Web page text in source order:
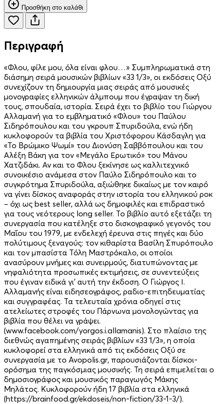
Προσθήκη στο καλάθι
Περιγραφή
«Φλου, φίλε μου, όλα είναι φλου…» Συμπληρωματικά στη
διάσημη σειρά μουσικών βιβλίων «33 1/3», οι εκδόσεις Οξύ
συνεχίζουν τη δημιουργία μιας σειράς από μουσικές
μονογραφίες ελληνικών άλμπουμ που έγραψαν τη δική
τους, σπουδαία, ιστορία. Σειρά έχει το βιβλίο του Γιώργου
Αλλαμανή για το εμβληματικό «Φλου» του Παύλου
Σιδηρόπουλου και του γκρουπ Σπυριδούλα, ενώ ήδη
κυκλοφορούν τα βιβλία του Χριστόφορου Κάσδαγλη για
«Το Βρώμικο Ψωμί» του Διονύση Σαββόπουλου και του
Αλέξη Βάκη για τον «Μεγάλο Ερωτικό» του Μάνου
Χατζιδάκι. Αν και το Φλου ξεκίνησε ως καλλιτεχνικό
συνοικέσιο ανάμεσα στον Παύλο Σιδηρόπουλο και το
συγκρότημα Σπυριδούλα, αξιώθηκε δικαίως με τον καιρό
να γίνει δίσκος αναφοράς στην ιστορία του ελληνικού ροκ
– όχι ως best seller, αλλά ως δημοφιλές και επιδραστικό
για τους νεότερους long seller. Το βιβλίο αυτό εξετάζει τη
συνεργασία που κατέληξε στο δισκογραφικό γεγονός του
Μαΐου του 1979, με ενδελεχή έρευνα στις πηγές και δύο
πολύτιμους ξεναγούς: τον κιθαρίστα Βασίλη Σπυρόπουλο
και τον μπασίστα Τόλη Μαστρόκαλο, οι οποίοι
ανασύρουν μνήμες και συνειρμούς, διατυπώνοντας με
νηφαλιότητα προσωπικές εκτιμήσεις, σε συνεντεύξεις
που έγιναν ειδικά γι’ αυτή την έκδοση. Ο Γιώργος Ι.
Αλλαμανής είναι ειδησεογράφος, ραδιο-επιτηδευματίας
και συγγραφέας. Τα τελευταία χρόνια οδηγεί στις
ατελείωτες στροφές του Πάρνωνα μονολογώντας για
βιβλία που θέλει να γράψει.
(www.facebook.com/yorgos.i.allamanis). Στο πλαίσιο της
διεθνώς αγαπημένης σειράς βιβλίων «33 1/3», η οποία
κυκλοφορεί στα ελληνικά από τις εκδόσεις Οξύ σε
συνεργασία με το Avopolis.gr, παρουσιάζονται δίσκοι-
ορόσημα της παγκόσμιας μουσικής. Τη σειρά επιμελείται ο
δημοσιογράφος και μουσικός παραγωγός Μάκης
Μηλάτος. Κυκλοφορούν ήδη 17 βιβλία στα ελληνικά
(https://brainfood.gr/ekdoseis/non-fiction/33-1-3/).